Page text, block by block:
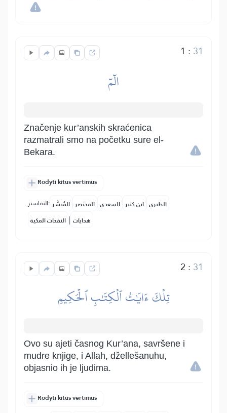
1 : 31
الٓمٓ
Značenje kur’anskih skraćenica
razmatrali smo na početku sure el-
Bekara.
Rodyti kitus vertimus
التفاسير: المُيسَّر المختصر السعدي ابن كثير الطبري
النفحات المكية | هدايات
2 : 31
تِلۡكَ ءَايَٰتُ ٱلۡكِتَٰبِ ٱلۡحَكِيمِ
Ovo su ajeti časnog Kur’ana, savršene i
mudre knjige, i Allah, džellešanuhu,
objasnio ih je ljudima.
Rodyti kitus vertimus